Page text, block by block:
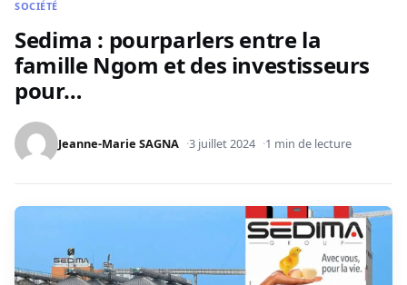
SOCIÉTÉ
Sedima : pourparlers entre la
famille Ngom et des investisseurs
pour…
Jeanne-Marie SAGNA 3 juillet 2024 1 min de lecture